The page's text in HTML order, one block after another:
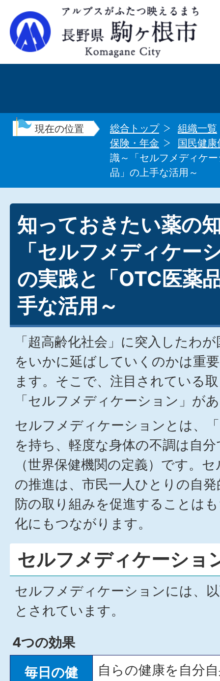
現在の位置 総合トップ
組織一覧
保険・年金
国民健康
識～「セルフメディケ
品」の上手な活用～
知っておきたい薬の
「セルフメディケー
の実践と「OTC医薬
手な活用～
「超高齢化社会」に突入したわ
をいかに延ばしていくのかは重
ます。そこで、注目されている
「セルフメディケーション」が
セルフメディケーションとは、
を持ち、軽度な身体の不調は自
（世界保健機関の定義）です。
の推進は、市民一人ひとりの自
防の取り組みを促進することは
化にもつながります。
セルフメディケーショ
セルフメディケーションには、
とされています。
4つの効果
毎日の健
自らの健康を自分